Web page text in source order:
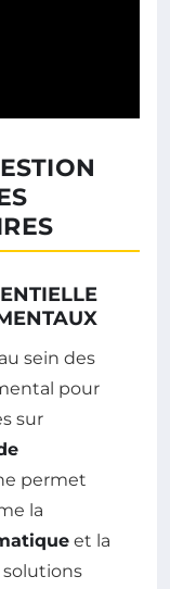
au sein des
pour
sur
permet
la
et la